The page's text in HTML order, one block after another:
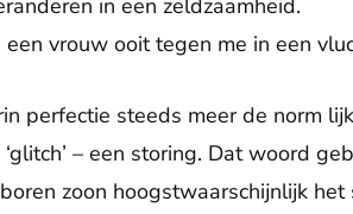
in een zeldzaamheid.
een vrouw ooit tegen me in een
perfectie steeds meer de norm
– een storing. Dat woord
zoon hoogstwaarschijnlijk